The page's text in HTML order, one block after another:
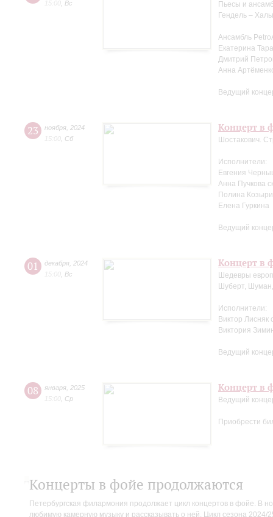
15:00 Вс
Пьесы и
Гендель –
Ансамбль
Екатерина
Дмитрий
Анна
Ведущий
23 ноября 2024
15:00 Сб
Концерт в
Шостакович.
Исполнители:
Евгения
Анна Пучкова
Полина
Елена Гуркина
Ведущий
01 декабря 2024
15:00 Вс
Концерт в
Шедевры
Шуберт,
Исполнители:
Виктор Лисняк
Виктория
Ведущий
08 января 2025
15:00 Ср
Концерт в
Ведущий
Приобрести
Концерты в фойе продолжаются
Петербургская филармония продолжает цикл концертов в фойе. В
любимую камерную музыку и рассказывать о ней. Цикл сезона